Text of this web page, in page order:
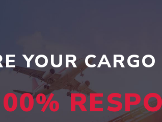
YOUR